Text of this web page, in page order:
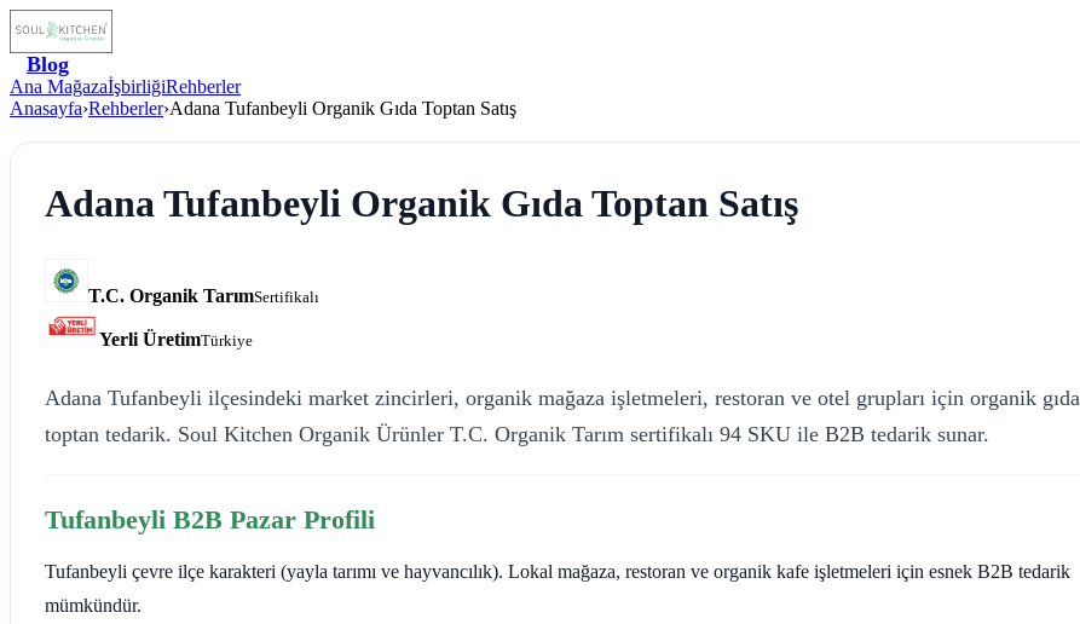
Blog
Ana MağazaİşbirliğiRehberler
Anasayfa›Rehberler›Adana Tufanbeyli Organik Gıda Toptan Satış
Adana Tufanbeyli Organik Gıda Toptan Satış
T.C. Organik TarımSertifikalı
Yerli ÜretimTürkiye
Adana Tufanbeyli ilçesindeki market zincirleri, organik mağaza işletmeleri, restoran ve otel grupları için organik gıda
toptan tedarik. Soul Kitchen Organik Ürünler T.C. Organik Tarım sertifikalı 94 SKU ile B2B tedarik sunar.
Tufanbeyli B2B Pazar Profili
Tufanbeyli çevre ilçe karakteri (yayla tarımı ve hayvancılık). Lokal mağaza, restoran ve organik kafe işletmeleri için esnek B2B tedarik
mümkündür.